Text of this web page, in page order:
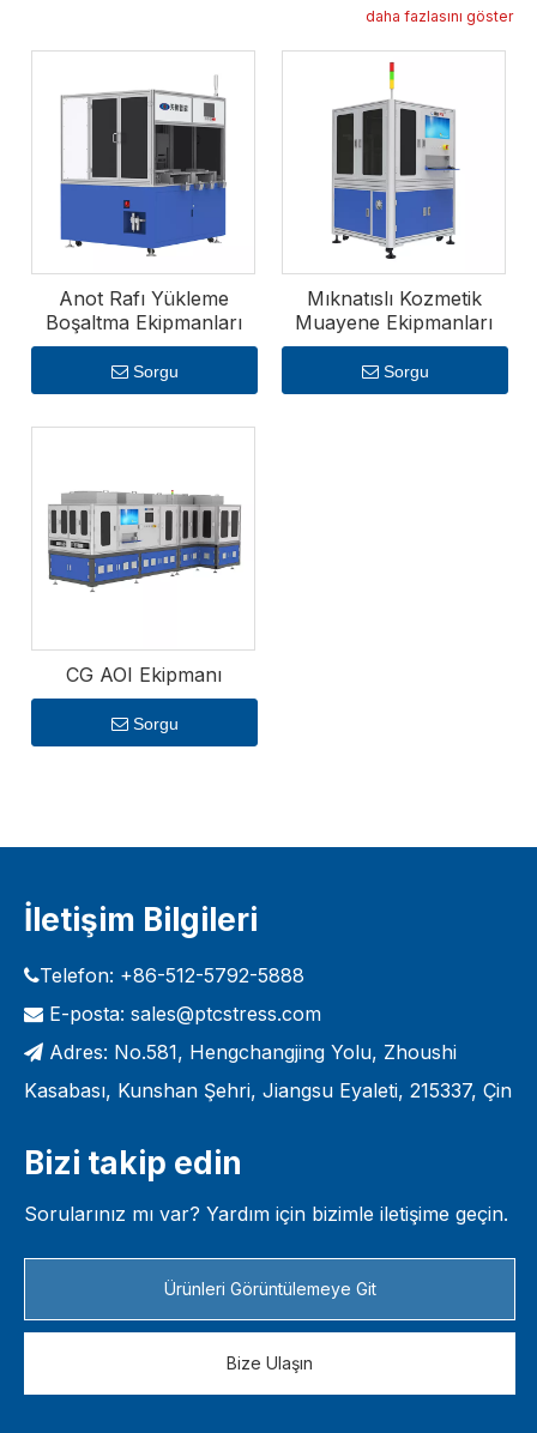
odaklanarak bileşen taşıma, montaj, kalite kontrol ve
paketleme dahil olmak üzere önemli 3C üretim
süreçlerini desteklemek üzere tasarlanmıştır: Anot
Raf Yükleme Boşaltma Ekipmanı, Mıknatıslı Kozmetik
Kontrol Ekipmanı ve CG AOI (Otomatik Optik Kontrol)
Ekipmanı. Anot Raf Yükleme Boşaltma Ekipmanı,
akıllı telefonlar, dizüstü bilgisayarlar ve diğer
taşınabilir cihazlar için pil üretiminde anot raflarının
kullanımını otomatikleştirerek manuel emeği azaltır,
hasarı en aza indirir ve üretim verimini artırır.
Mıknatıslı Kozmetik Kontrol Ekipmanı, manyetik
bileşenler üzerindeki kozmetik kusurları (çizikler,
ezikler ve renk bozuklukları gibi) tespit etmek için
ürünlerinin estetik ve işlevsel kalitesini sağlamak
kalite standartlarını korumak için yanlış hizalamalar,
lehimleme sorunları ve bileşen eksiklikleri gibi
kusurları tespit ederek ekran panellerinin, devre
kartlarının ve diğer önemli 3C bileşenlerinin hızlı ve
Ekipmanları hız, hassasiyet ve güvenilirlik göz
önünde bulundurularak üretilmiştir ve üreticilerin 3C
endüstrisinin yüksek üretim taleplerini karşılarken
hızlı ürün tasarımı yinelemelerine uyum
sahiptir. Modern üretim yürütme sistemleri (MES) ile
izleme olanağı sağlayarak verimliliği optimize eder ve
israfı azaltır. PTC ayrıca kesintisiz üretim sağlamak
için teknik eğitim, bakım hizmetleri ve yedek parça
tedariği de dahil olmak üzere kapsamlı satış sonrası
daha fazlasını göster
Anot Rafı Yükleme
Boşaltma Ekipmanları
Sorgu
Mıknatıslı Kozmetik
Muayene Ekipmanları
Sorgu
CG AOI Ekipmanı
Sorgu
İletişim Bilgileri
Telefon: +86-512-5792-5888
 E-posta: sales@ptcstress.com
 Adres: No.581, Hengchangjing Yolu, Zhoushi
Kasabası, Kunshan Şehri, Jiangsu Eyaleti, 215337, Çin
Bizi takip edin
Sorularınız mı var? Yardım için bizimle iletişime geçin.
Ürünleri Görüntülemeye Git
Bize Ulaşın